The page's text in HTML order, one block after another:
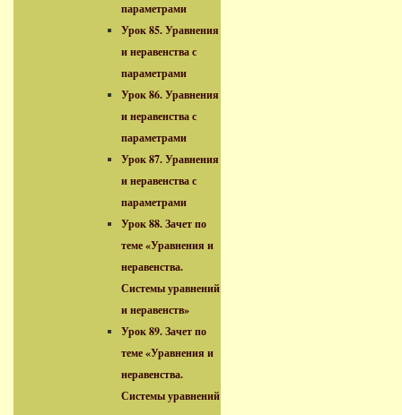
параметрами
Урок 85. Уравнения
и неравенства с
параметрами
Урок 86. Уравнения
и неравенства с
параметрами
Урок 87. Уравнения
и неравенства с
параметрами
Урок 88. Зачет по
теме «Уравнения и
неравенства.
Системы уравнений
и неравенств»
Урок 89. Зачет по
теме «Уравнения и
неравенства.
Системы уравнений